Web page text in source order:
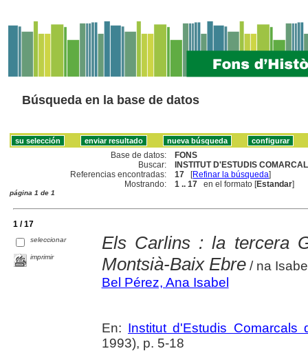
Búsqueda en la base de datos
Base de datos:
FONS
Buscar:
INSTITUT D'ESTUDIS
Referencias encontradas:
17 [Refinar la búsqueda]
Mostrando:
1 .. 17 en el formato [Estandar]
página 1 de 1
1 / 17
seleccionar
imprimir
Els Carlins : la tercera
Montsià-Baix Ebre/ na
Bel Pérez, Ana Isabel
En: Institut d'Estudis Comarcals
1993), p. 5-18